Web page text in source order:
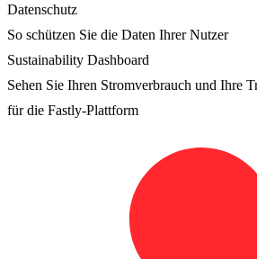
Datenschutz
So schützen Sie die Daten Ihrer Nutzer
Sustainability Dashboard
Sehen Sie Ihren Stromverbrauch und Ihre
für die Fastly-Plattform